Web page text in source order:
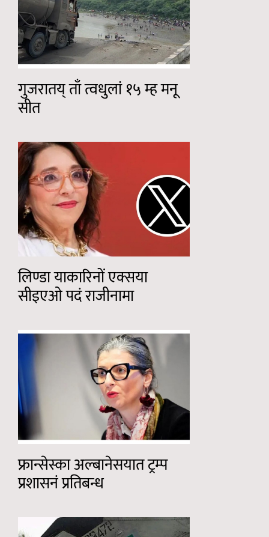
गुजरातय् ताँ त्वधुलां १५ म्ह मनू
सीत
लिण्डा याकारिनों एक्सया
सीइएओ पदं राजीनामा
फ्रान्सेस्का अल्बानेसयात ट्रम्प
प्रशासनं प्रतिबन्ध